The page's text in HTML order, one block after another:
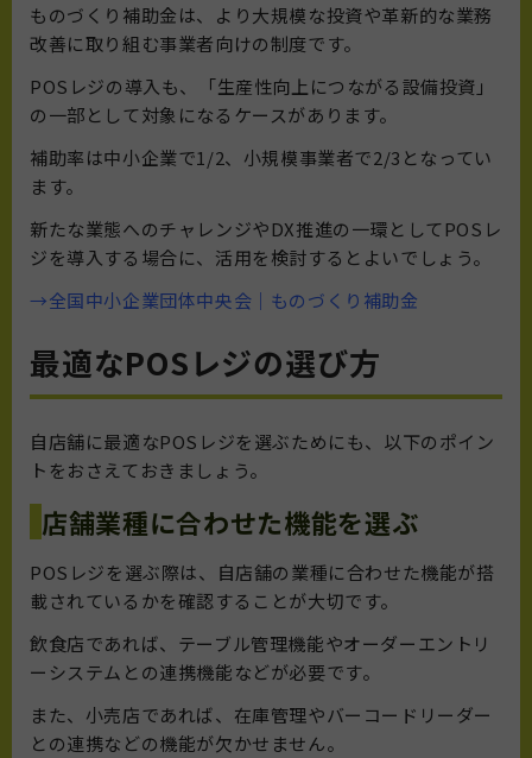
ものづくり補助金は、より大規模な投資や革新的な業務
改善に取り組む事業者向けの制度です。
POSレジの導入も、「生産性向上につながる設備投資」
の一部として対象になるケースがあります。
補助率は中小企業で1/2、小規模事業者で2/3となってい
ます。
新たな業態へのチャレンジやDX推進の一環としてPOSレ
ジを導入する場合に、活用を検討するとよいでしょう。
→全国中小企業団体中央会｜ものづくり補助金
最適なPOSレジの選び方
自店舗に最適なPOSレジを選ぶためにも、以下のポイン
トをおさえておきましょう。
店舗業種に合わせた機能を選ぶ
POSレジを選ぶ際は、自店舗の業種に合わせた機能が搭
載されているかを確認することが大切です。
飲食店であれば、テーブル管理機能やオーダーエントリ
ーシステムとの連携機能などが必要です。
また、小売店であれば、在庫管理やバーコードリーダー
との連携などの機能が欠かせません。